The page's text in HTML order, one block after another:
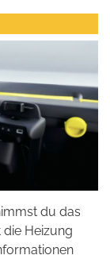
du das
Heizung